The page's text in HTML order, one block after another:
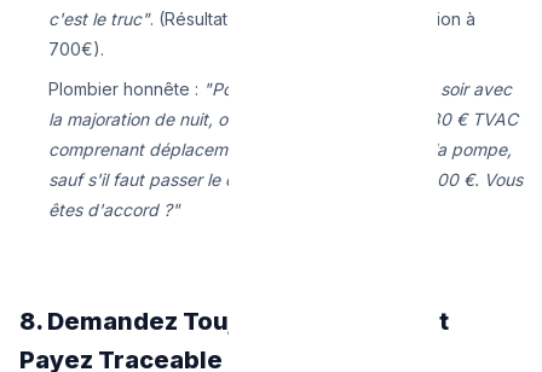
c'est le truc". (Résultat, il va inventer une réparation à
700€).
Plombier honnête : "Pour un
ce soir avec
la majoration de nuit, on vous fera un forfait de 180 € TVAC
comprenant déplacement et désengorgement à la pompe,
sauf s'il faut passer le camion où ça grimpera à 300 €. Vous
êtes d'accord ?"
8. Demandez Toujours la Facture et
Payez Traceable 💶